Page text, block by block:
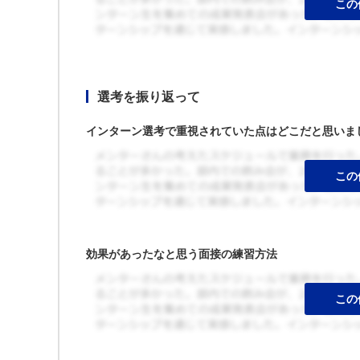
選考を振り返って
インターン選考で重視されていた点はどこだと思いま
効果があったなと思う面接の練習方法